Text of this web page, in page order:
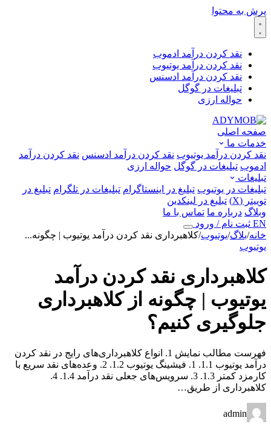
پرش به محتوا
نقد کردن درآمد ادموب
نقد کردن درآمد یوتیوب
نقد کردن درآمد ادسنس
تبلیغات در گوگل
حواله ارزی
صفحه اصلی
خدمات ما
نقد کردن درآمد یوتیوب نقد کردن درآمد ادسنس نقد کردن درآمد
ادموب تبلیغات در گوگل حواله ارزی
تبلیغات
تبلیغات در یوتیوب تبلیغ در اینستاگرام تبلیغات در تلگرام تبلیغ در
توییتر (X)
تبلیغ در لینکدین
وبلاگ درباره ما تماس با ما
EN ثبت نام / ورود
خانه/بلاگ/یوتیوب/کلاهبرداری نقد کردن درآمد یوتیوب | چگونه...
یوتیوب
کلاهبرداری نقد کردن درآمد
یوتیوب | چگونه از کلاهبرداری
جلوگیری کنیم؟
فهرست مطالب نمایش 1. انواع کلاهبرداری‌های رایج در نقد کردن
درآمد یوتیوب 1.1. 1. فیشینگ یوتیوب 1.2. 2. وعده‌های نقد سریع با
کارمزد کمتر 1.3. 3. سرویس‌های جعلی نقد درآمد 1.4. 4.
کلاهبرداری از طریق…
admin